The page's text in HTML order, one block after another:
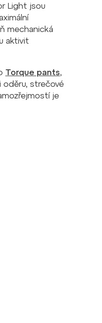
Light jsou
mechanická
aktivit
Torque pants,
strečové
je